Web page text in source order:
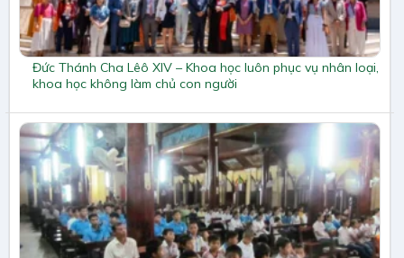
Đức Thánh Cha Lêô XIV – Khoa học luôn phục vụ nhân loại,
khoa học không làm chủ con người